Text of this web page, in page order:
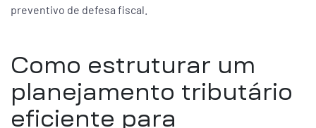
preventivo de defesa fiscal.
Como estruturar um
planejamento tributário
eficiente para